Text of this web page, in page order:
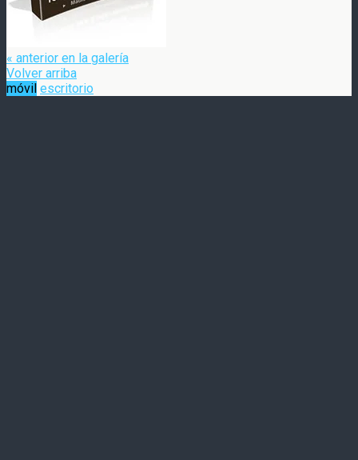
« anterior en la galería
Volver arriba
móvil escritorio